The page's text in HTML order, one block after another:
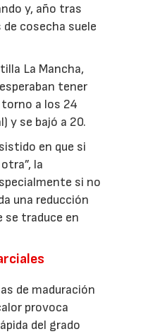
y, año tras
cosecha suele
La Mancha,
tener
a los 24
y se bajó a 20.
en que si
la
si no
una reducción
se traduce en
de maduración
provoca
del grado